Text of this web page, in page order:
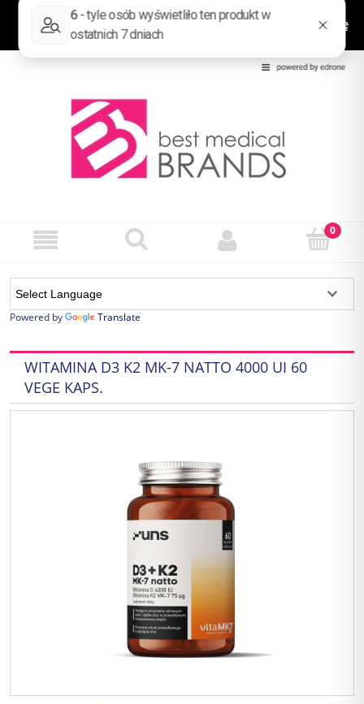
Zarejestruj się Zaloguj się
Powered by Translate
WITAMINA D3 K2 MK-7 NATTO 4000 UI 60
VEGE KAPS.